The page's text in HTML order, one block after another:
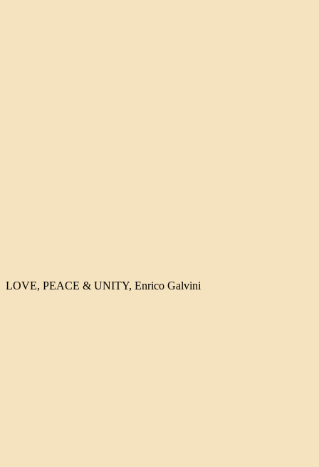
LOVE, PEACE & UNITY, Enrico Galvini